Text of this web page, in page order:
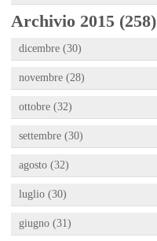
Archivio 2015 (258)
dicembre (30)
novembre (28)
ottobre (32)
settembre (30)
agosto (32)
luglio (30)
giugno (31)